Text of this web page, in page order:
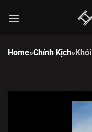
đến
Home»Chính Kịch»